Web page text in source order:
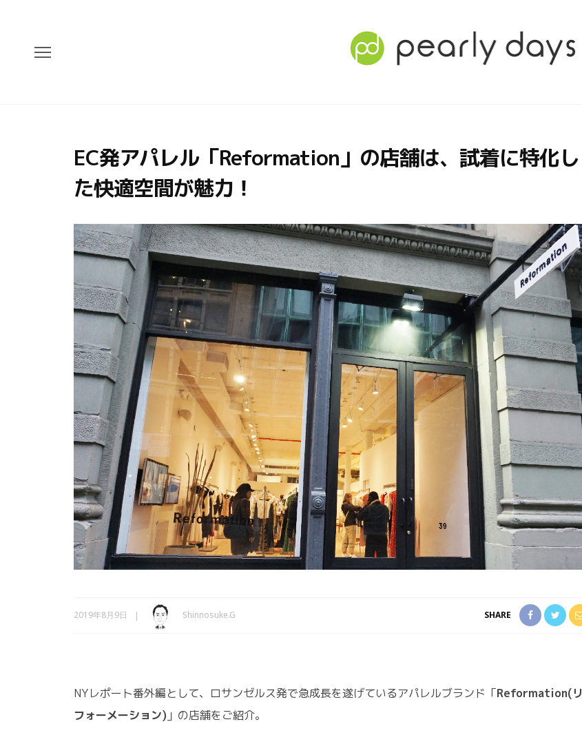
EC発アパレル「Reformation」の店舗は、試着に特化し
た快適空間が魅力！
2019年8月9日 Shinnosuke.G SHARE
NYレポート番外編として、ロサンゼルス発で急成長を遂げているアパレルブランド「Reformation(リ
フォーメーション) 」の店舗をご紹介。